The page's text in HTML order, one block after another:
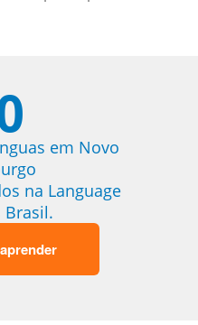
em Novo
na Language
Brasil.